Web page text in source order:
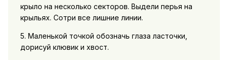
крыло на несколько секторов. Выдели перья на
крыльях. Сотри все лишние линии.
5. Маленькой точкой обозначь глаза ласточки,
дорисуй клювик и хвост.